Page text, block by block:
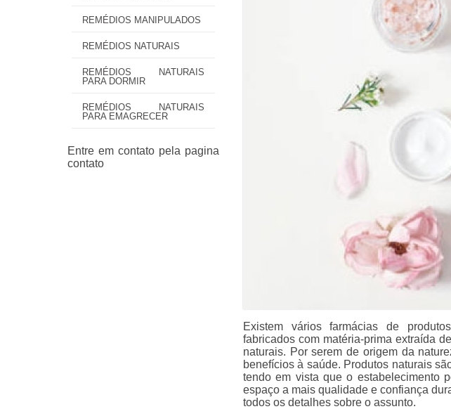
REMÉDIOS MANIPULADOS
REMÉDIOS NATURAIS
REMÉDIOS NATURAIS
PARA DORMIR
REMÉDIOS NATURAIS
PARA EMAGRECER
Existem vários farmácias de
fabricados com matéria-prima extraída
naturais. Por serem de origem da
benefícios à saúde. Produtos naturais
tendo em vista que o estabelecimento
espaço a mais qualidade e confiança
todos os detalhes sobre o assunto.